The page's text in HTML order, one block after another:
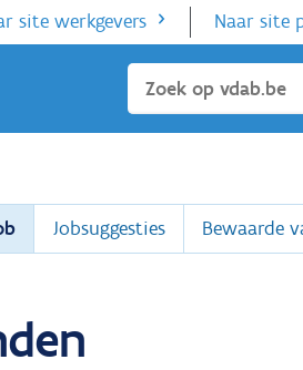
site werkgevers Naar site
Sluiten
Jobsuggesties Bewaarde